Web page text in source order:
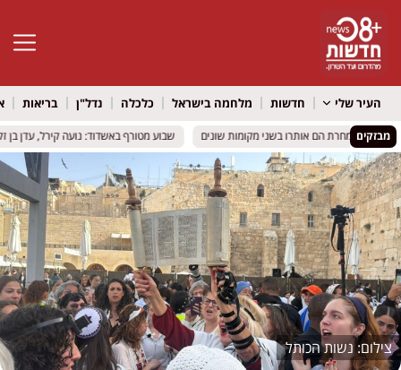
פתח
העיר שלי חדשות מלחמה בישראל כלכלה נדל"ן בריאות
מבזקיםלמחרת הם אותרו בשני מקומות שונים
למחרת הם אותרו בשני מקומות שונים שבוע מטורף באשדוד: נועה קירל, עדן בן
שבוע מטורף באשדוד: נועה קירל, עדן בן
נשות הכותל